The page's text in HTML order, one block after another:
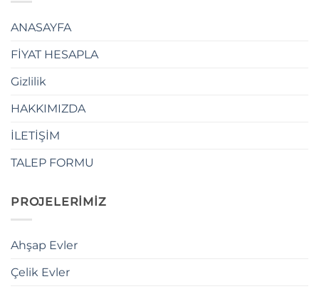
ANASAYFA
FİYAT HESAPLA
Gizlilik
HAKKIMIZDA
İLETİŞİM
TALEP FORMU
PROJELERİMİZ
Ahşap Evler
Çelik Evler